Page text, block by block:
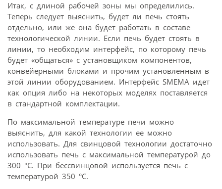
Итак, с длиной рабочей зоны мы определились.
Теперь следует выяснить, будет ли печь стоять
отдельно, или же она будет работать в составе
технологической линии. Если печь будет стоять в
линии, то необходим интерфейс, по которому печь
будет «общаться» с установщиком компонентов,
конвейерными блоками и прочим установленным в
этой линии оборудованием. Интерфейс SMEMA идет
как опция либо на некоторых моделях поставляется
в стандартной комплектации.
По максимальной температуре печи можно
выяснить, для какой технологии ее можно
использовать. Для свинцовой технологии достаточно
использовать печь с максимальной температурой до
300 °С. При бессвинцовой используется печь с
температурой 350 °С.